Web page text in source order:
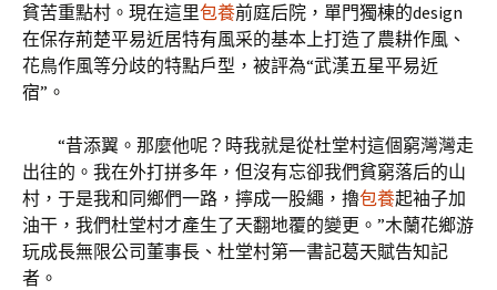
貧苦重點村。現在這里包養前庭后院，單門獨棟的design
在保存荊楚平易近居特有風采的基本上打造了農耕作風、
花鳥作風等分歧的特點戶型，被評為“武漢五星平易近
宿”。
“昔添翼。那麼他呢？時我就是從杜堂村這個窮灣灣走
出往的。我在外打拼多年，但沒有忘卻我們貧窮落后的山
村，于是我和同鄉們一路，擰成一股繩，擼包養起袖子加
油干，我們杜堂村才產生了天翻地覆的變更。”木蘭花鄉游
玩成長無限公司董事長、杜堂村第一書記葛天賦告知記
者。